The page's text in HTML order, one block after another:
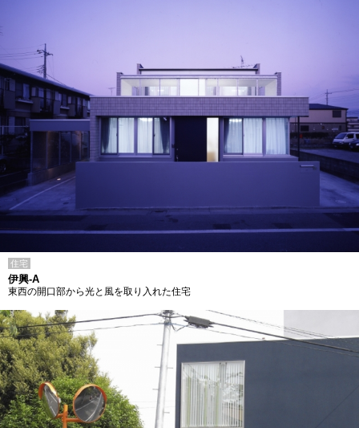
住宅
伊興-A
東西の開口部から光と風を取り入れた住宅